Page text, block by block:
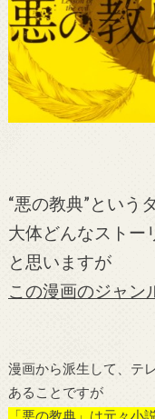
“悪の教典”という
大体どんなストー
と思いますが
この漫画のジャン
漫画から派生して、テ
あることですが
「悪の教典」は元々小